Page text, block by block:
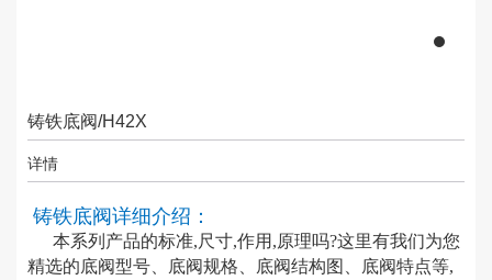
铸铁底阀/H42X
详情
铸铁底阀详细介绍：
本系列产品的标准,尺寸,作用 ,原理吗?这里有我们为您
精选的底阀型号、底阀规格、底阀结构图、底阀特点等,